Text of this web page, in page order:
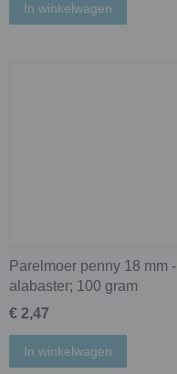
In winkelwagen
Parelmoer penny 18 mm -
alabaster; 100 gram
€ 2,47
In winkelwagen